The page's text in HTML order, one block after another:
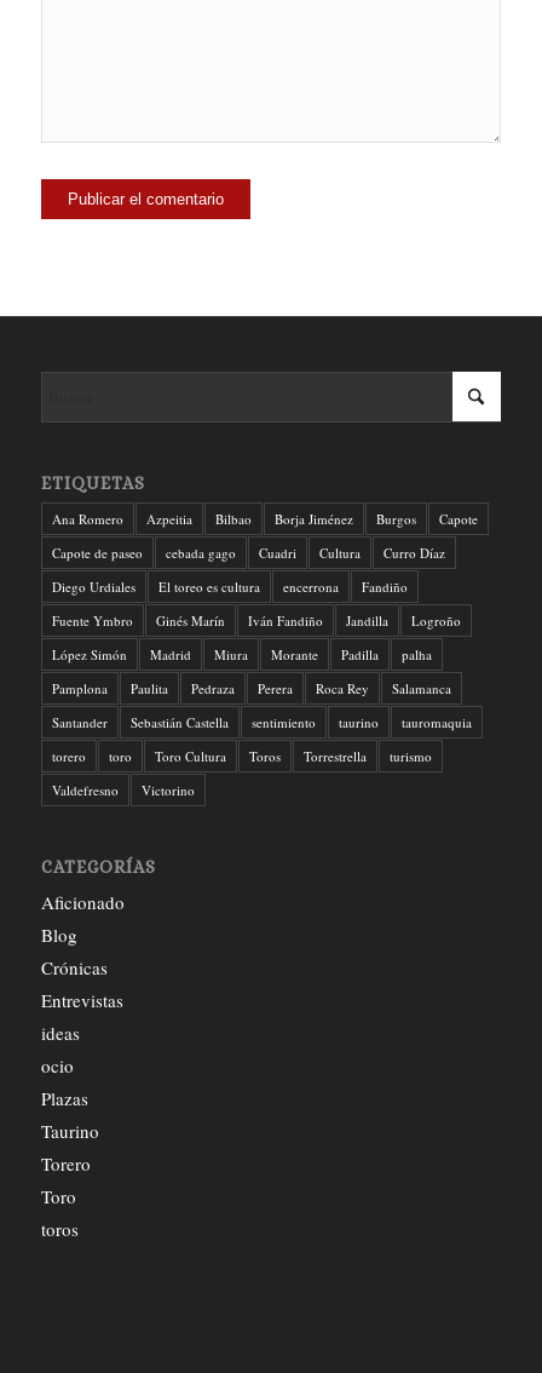
ETIQUETAS
Ana Romero Azpeitia Bilbao Borja Jiménez Burgos
Capote
Capote de paseo
cebada gago Cuadri Cultura
Curro Díaz
Diego Urdiales
El toreo es cultura encerrona
Fandiño
Fuente Ymbro
Ginés Marín Iván Fandiño Jandilla
Logroño
López Simón
Madrid Miura Morante Padilla
palha
Pamplona
Paulita Pedraza Perera Roca Rey
Salamanca
Santander
Sebastián Castella sentimiento taurino
tauromaquia
torero
toro Toro Cultura Toros Torrestrella
turismo
Valdefresno
Victorino
CATEGORÍAS
Aficionado
Blog
Crónicas
Entrevistas
ideas
ocio
Plazas
Taurino
Torero
Toro
toros